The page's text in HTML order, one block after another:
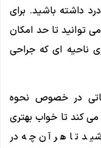
داشته باشید. برای
توانید تا حد امکان
ناحیه ای که جراحی
در خصوص نحوه
کند تا خواب بهتری
تا هر آن چه در